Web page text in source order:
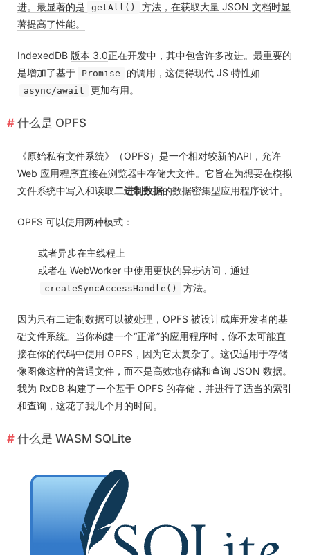
进。最显著的是
getAll()
方法，在获取大量 JSON 文档时显
著提高了性能。
IndexedDB 版本 3.0正在开发中，其中包含许多改进。最重要的
是增加了基于
Promise 的调用，这使得现代 JS 特性如
async/await 更加有用。
什么是 OPFS
《原始私有文件系统》（OPFS）是一个相对较新的API，允许
Web 应用程序直接在浏览器中存储大文件。它旨在为想要在模拟
文件系统中写入和读取二进制数据的数据密集型应用程序设计。
OPFS 可以使用两种模式：
或者异步在主线程上
或者在 WebWorker 中使用更快的异步访问，通过
createSyncAccessHandle() 方法。
因为只有二进制数据可以被处理，OPFS 被设计成库开发者的基
础文件系统。当你构建一个“正常”的应用程序时，你不太可能直
接在你的代码中使用 OPFS，因为它太复杂了。这仅适用于存储
像图像这样的普通文件，而不是高效地存储和查询 JSON 数据。
我为 RxDB 构建了一个基于 OPFS 的存储，并进行了适当的索引
和查询，这花了我几个月的时间。
什么是 WASM SQLite